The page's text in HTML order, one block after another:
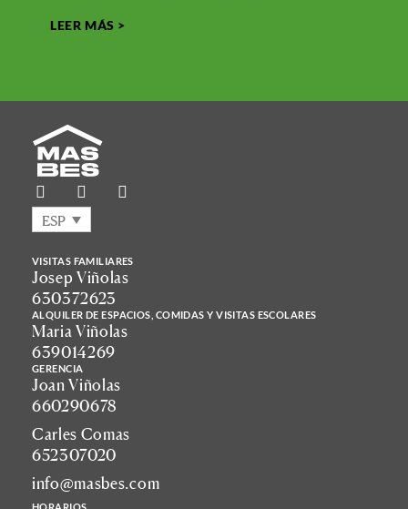
LEER MÁS >
ESP
VISITAS FAMILIARES
Josep Viñolas
630372623
ALQUILER DE ESPACIOS, COMIDAS Y VISITAS ESCOLARES
Maria Viñolas
639014269
GERENCIA
Joan Viñolas
660290678
Carles Comas
652307020
info@masbes.com